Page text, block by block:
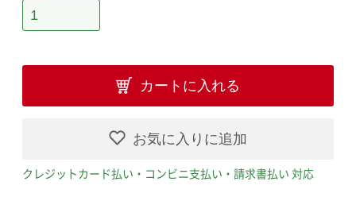
カートに入れる
お気に入りに追加
クレジットカード払い・コンビニ支払い・請求書払い 対応